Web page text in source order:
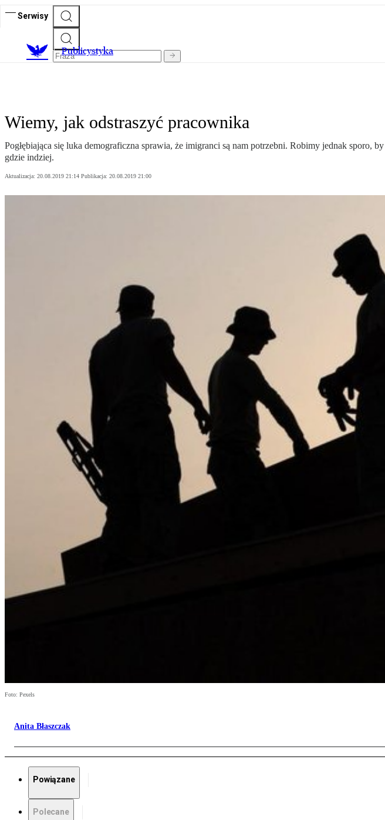
Serwisy
Publicystyka
Wiemy, jak odstraszyć pracownika
Pogłębiająca się luka demograficzna sprawia, że imigranci są nam potrzebni. Robimy jednak sporo,
gdzie indziej.
Aktualizacja: 20.08.2019 21:14 Publikacja: 20.08.2019 21:00
Foto: Pexels
Anita Błaszczak
Powiązane
Polecane